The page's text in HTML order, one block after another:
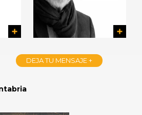
DEJA TU MENSAJE +